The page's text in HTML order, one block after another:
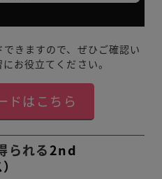
きますので、ぜひご確認い
お役立てください。
ドはこちら
られる2nd